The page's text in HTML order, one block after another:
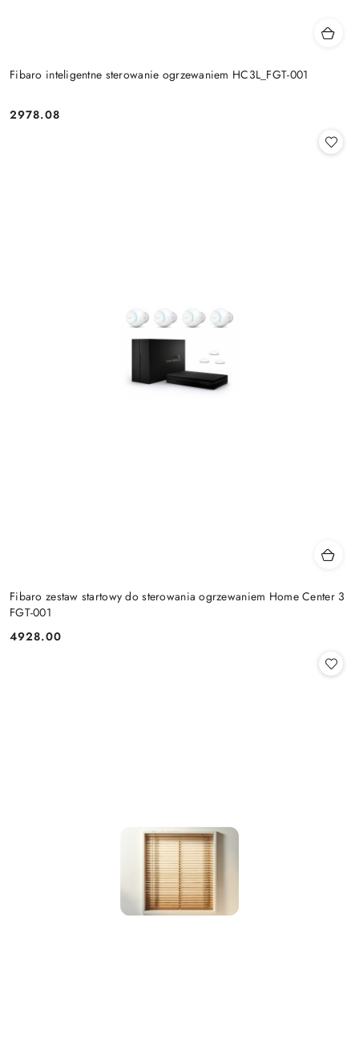
Fibaro inteligentne sterowanie ogrzewaniem HC3L_FGT-001
Cena:
2978.08
Fibaro zestaw startowy do sterowania ogrzewaniem Home Center 3
FGT-001
Cena:
4928.00